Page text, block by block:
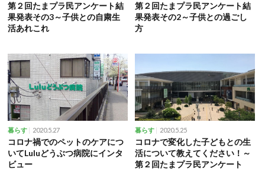
第２回たまプラ民アンケート結
果発表その3～子供との自粛生
活あれこれ
第２回たまプラ民アンケート結
果発表その2～子供との過ごし
方
暮らす 2020.5.27
コロナ禍でのペットのケアにつ
いてLuluどうぶつ病院にインタ
ビュー
暮らす 2020.5.25
コロナで変化した子どもとの生
活について教えてください！～
第２回たまプラ民アンケート